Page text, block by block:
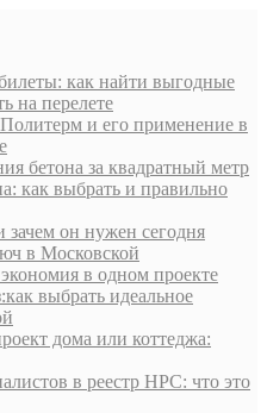
как найти выгодные
на перелете
и его применение в
бетона за квадратный метр
как выбрать и правильно
зачем он нужен сегодня
в Московской
в одном проекте
выбрать идеальное
дома или коттеджа:
в реестр НРС: что это